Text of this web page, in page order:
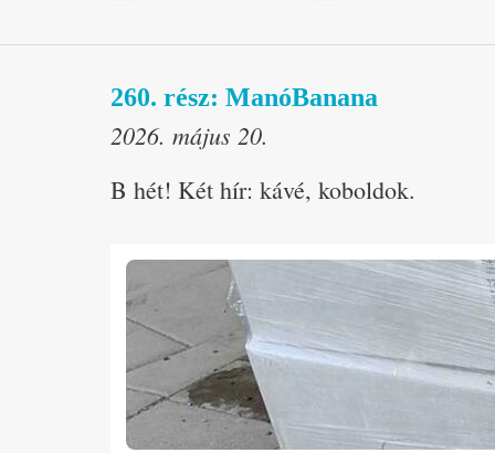
260. rész: ManóBanana
2026. május 20.
B hét! Két hír: kávé, koboldok.